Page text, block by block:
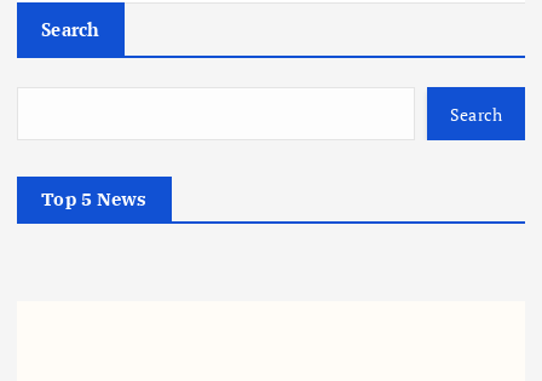
Search
Search
Top 5 News